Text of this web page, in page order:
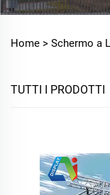
Home > Schermo a
TUTTI I PRODOTTI